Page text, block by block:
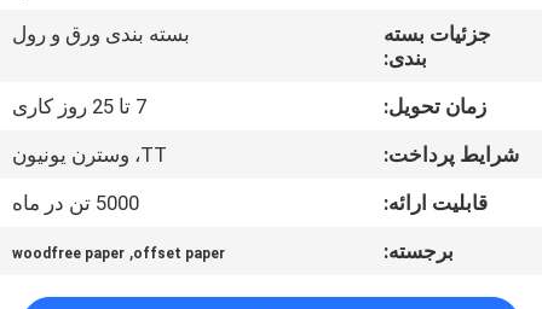
تماس
بگیرید
جزئیات بسته
بندی:
بسته بندی ورق و رول
زمان تحویل:
7 تا 25 روز کاری
شرایط پرداخت:
TT، وسترن یونیون
قابلیت ارائه:
5000 تن در ماه
برجسته:
offset paper
,
woodfree paper